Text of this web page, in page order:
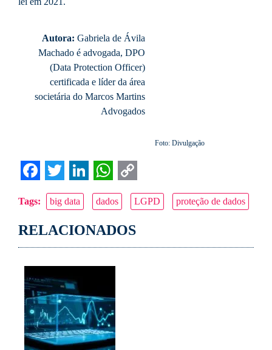
Foto: Divulgação
Autora: Gabriela de Ávila
Machado é advogada, DPO
(Data Protection Officer)
certificada e líder da área
societária do Marcos Martins
Advogados
Facebook
Twitter
LinkedIn
WhatsApp
Copy
Link
Tags: big data dados LGPD proteção de dados
RELACIONADOS